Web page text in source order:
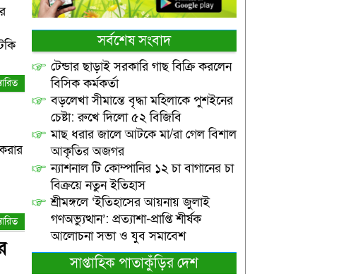
সর্বশেষ সংবাদ
টেন্ডার ছাড়াই সরকারি গাছ বিক্রি করলেন
বিসিক কর্মকর্তা
বড়লেখা সীমান্তে বৃদ্ধা মহিলাকে পুশইনের
চেষ্টা: রুখে দিলো ৫২ বিজিবি
মাছ ধরার জালে আটকে মা/রা গেল বিশাল
আকৃতির অজগর
ন্যাশনাল টি কোম্পানির ১২ চা বাগানের চা
বিক্রয়ে নতুন ইতিহাস
শ্রীমঙ্গলে ‘ইতিহাসের আয়নায় জুলাই
গণঅভ্যুত্থান’: প্রত্যাশা-প্রাপ্তি শীর্ষক
আলোচনা সভা ও যুব সমাবেশ
সাপ্তাহিক পাতাকুঁড়ির দেশ